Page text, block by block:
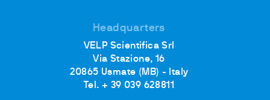
Headquarters
VELP Scientifica Srl
Via Stazione, 16
20865 Usmate (MB) - Italy
Tel. + 39 039 628811